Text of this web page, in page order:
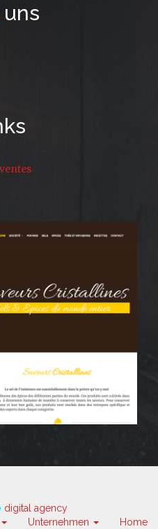
uns
digital agency
Home
Unternehmen